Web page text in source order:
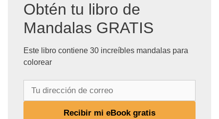
Obtén tu libro de
Mandalas GRATIS
Este libro contiene 30 increíbles mandalas para
colorear
Recibir mi eBook gratis